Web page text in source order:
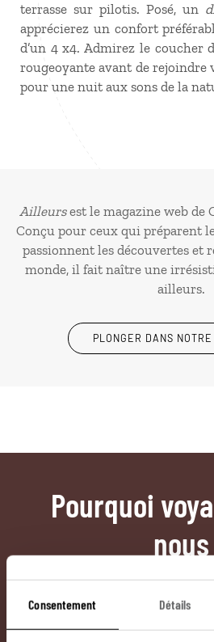
Consentement Détails
terrasse sur pilotis. Posé, un
apprécierez un confort
d’un 4 x4. Admirez le coucher
rougeoyante avant de rejoindre
pour une nuit aux sons de la
Ailleursest le magazine web de
Conçu pour ceux qui préparent
passionnent les découvertes et
monde, il fait naître une
ailleurs.
PLONGER DANS
Pourquoi
nous
Soyons honnête, nous ne
à proposer des voyages
avons quelques